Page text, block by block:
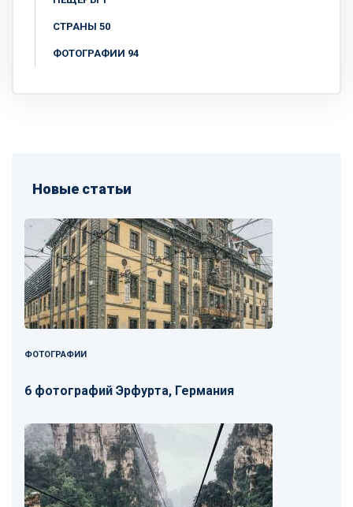
СТРАНЫ 50
ФОТОГРАФИИ 94
Новые статьи
ФОТОГРАФИИ
6 фотографий Эрфурта, Германия